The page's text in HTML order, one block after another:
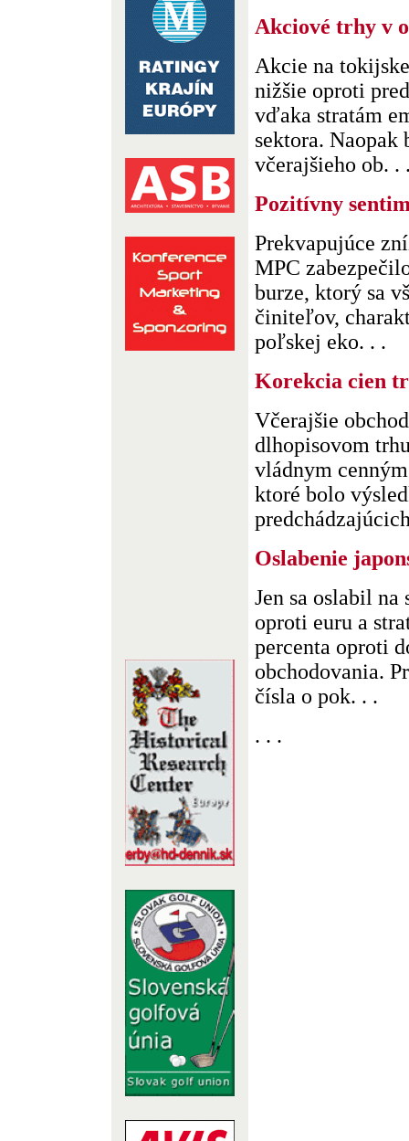
Akciové trhy v
Akcie na
nižšie oproti
vďaka stratám
sektora.
včerajšieho ob. .
Pozitívny
Prekvapujúce
MPC
burze, ktorý sa
činiteľov,
poľskej eko. . .
Korekcia cien
Včerajšie
dlhopisovom
vládnym
ktoré bolo
Oslabenie
Jen sa oslabil
oproti euru a
percenta oproti
obchodovania.
čísla o pok. . .
. . .